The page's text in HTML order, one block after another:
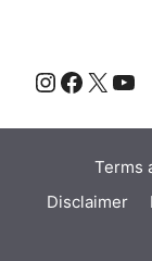
Instagram
X
Terms
Disclaimer